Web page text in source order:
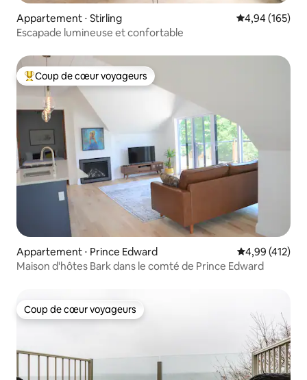
Appartement ⋅ Stirling Évaluation
4,94 (165)
Escapade lumineuse et confortable
Coups de cœur voyageurs les plus appréciés
Coup de cœur voyageurs
Appartement ⋅ Prince Edward Évaluation
4,99 (412)
Maison d'hôtes Bark dans le comté de Prince Edward
Coup de cœur voyageurs
Coup de cœur voyageurs